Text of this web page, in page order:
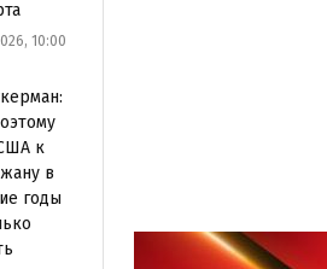
10:00
к
в
годы